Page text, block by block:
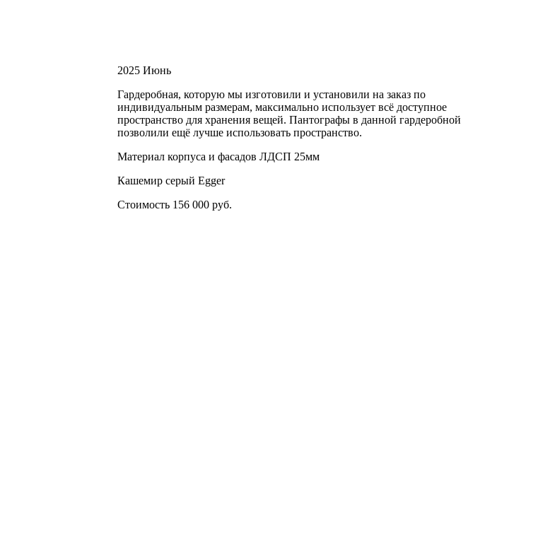
2025 Июнь
Гардеробная, которую мы изготовили и установили на заказ по
индивидуальным размерам, максимально использует всё доступное
пространство для хранения вещей. Пантографы в данной гардеробной
позволили ещё лучше использовать пространство.
Материал корпуса и фасадов ЛДСП 25мм
Кашемир серый Egger
Стоимость 156 000 руб.